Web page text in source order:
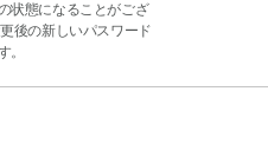
状態になることがござ
後の新しいパスワード
。